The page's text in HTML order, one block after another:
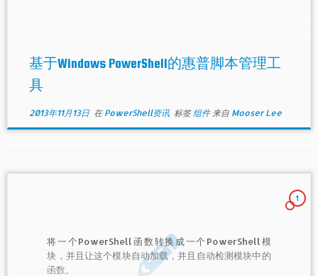
基于Windows PowerShell的惠普脚本管理工
具
2013年11月13日在 PowerShell资讯 标签组件 来自 Mooser Lee
1
将一个PowerShell函数转换成一个PowerShell模
块，并且让这个模块自动加载，并且自动检测模块中的
函数。